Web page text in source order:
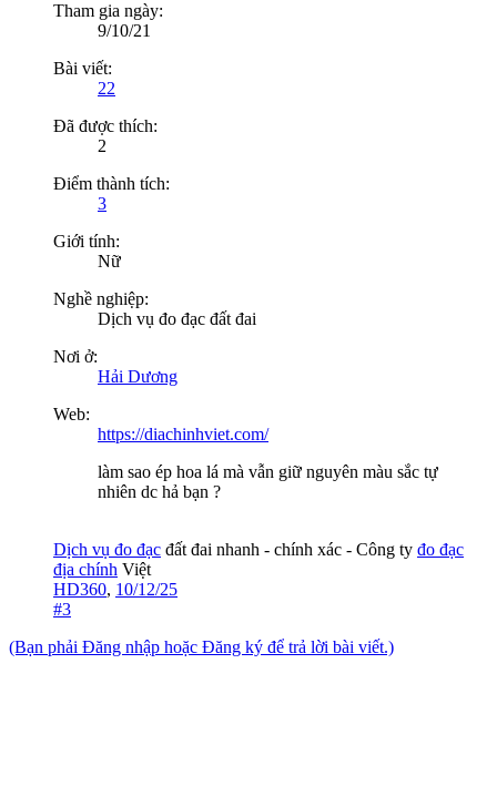
Tham gia ngày:
9/10/21
Bài viết:
22
Đã được thích:
2
Điểm thành tích:
3
Giới tính:
Nữ
Nghề nghiệp:
Dịch vụ đo đạc đất đai
Nơi ở:
Hải Dương
Web:
https://diachinhviet.com/
làm sao ép hoa lá mà vẫn giữ nguyên màu sắc tự
nhiên dc hả bạn ?
Dịch vụ đo đạc đất đai nhanh - chính xác - Công ty đo đạc
địa chính Việt
HD360, 10/12/25
#3
(Bạn phải Đăng nhập hoặc Đăng ký để trả lời bài viết.)